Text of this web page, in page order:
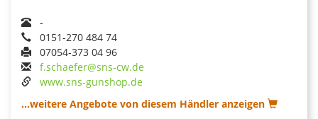
-
0151-270 484 74
07054-373 04 96
f.schaefer@sns-cw.de
www.sns-gunshop.de
...weitere Angebote von diesem Händler anzeigen